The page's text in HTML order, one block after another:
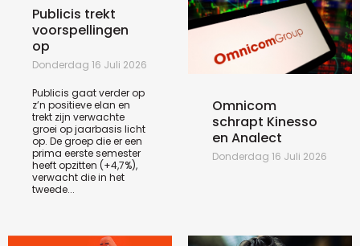
Publicis trekt
voorspellingen
op
Donderdag 16 Juli 2026
Publicis gaat verder op
z’n positieve elan en
trekt zijn verwachte
groei op jaarbasis licht
op. De groep die er een
prima eerste semester
heeft opzitten (+4,7%),
verwacht die in het
tweede...
Omnicom
schrapt Kinesso
en Analect
Donderdag 16 Juli 2026